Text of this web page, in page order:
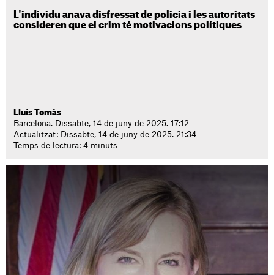
L'individu anava disfressat de policia i les autoritats
consideren que el crim té motivacions polítiques
Lluís Tomàs
Barcelona. Dissabte, 14 de juny de 2025. 17:12
Actualitzat: Dissabte, 14 de juny de 2025. 21:34
Temps de lectura: 4 minuts